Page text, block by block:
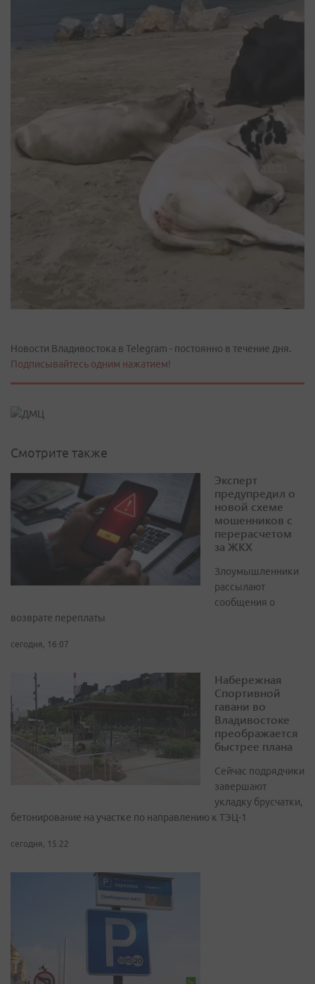
Новости Владивостока в Telegram - постоянно в течение дня.
Подписывайтесь одним нажатием!
Смотрите также
Эксперт
предупредил о
новой схеме
мошенников с
перерасчетом
за ЖКХ
Злоумышленники
рассылают
сообщения о
возврате переплаты
сегодня, 16:07
Набережная
Спортивной
гавани во
Владивостоке
преображается
быстрее плана
Сейчас подрядчики
завершают
укладку брусчатки,
бетонирование на участке по направлению к ТЭЦ-1
сегодня, 15:22